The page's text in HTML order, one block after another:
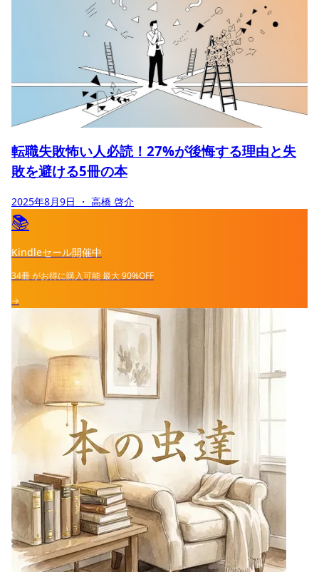
転職失敗怖い人必読！27%が後悔する理由と失
敗を避ける5冊の本
2025年8月9日 ・ 高橋 啓介
📚
Kindleセール開催中
34冊がお得に購入可能最大90%OFF
→